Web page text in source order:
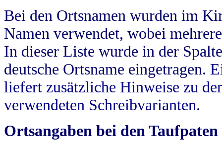
Bei den Ortsnamen wurden im
Namen verwendet, wobei
In dieser Liste wurde in der
deutsche Ortsname eingetragen.
liefert zusätzliche Hinweise zu
verwendeten Schreibvarianten.
Ortsangaben bei den Taufpaten